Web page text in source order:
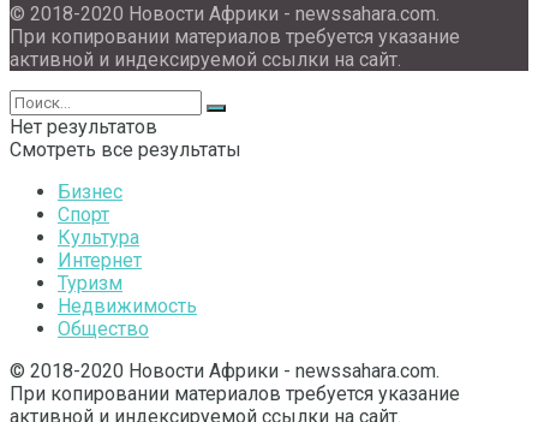
© 2018-2020 Новости Африки - newssahara.com.
При копировании материалов требуется указание
активной и индексируемой ссылки на сайт.
Нет результатов
Смотреть все результаты
Бизнес
Спорт
Культура
Интернет
Туризм
Недвижимость
Общество
© 2018-2020 Новости Африки - newssahara.com.
При копировании материалов требуется указание
активной и индексируемой ссылки на сайт.